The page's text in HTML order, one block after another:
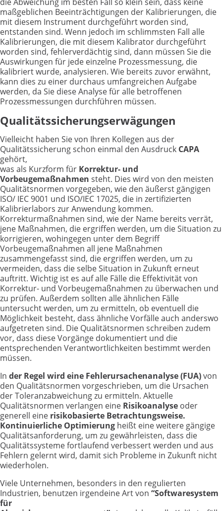
maßgeblichen Beeinträchtigungen der Kalibrierungen, die
mit diesem Instrument durchgeführt worden sind,
entstanden sind. Wenn jedoch im schlimmsten Fall alle
Kalibrierungen, die mit diesem Kalibrator durchgeführt
worden sind, fehlerverdächtig sind, dann müssen Sie die
Auswirkungen für jede einzelne Prozessmessung, die
kalibriert wurde, analysieren. Wie bereits zuvor erwähnt,
kann dies zu einer durchaus umfangreichen Aufgabe
werden, da Sie diese Analyse für alle betroffenen
Prozessmessungen durchführen müssen.
Qualitätssicherungserwägungen
Vielleicht haben Sie von Ihren Kollegen aus der
Qualitätssicherung schon einmal den Ausdruck CAPA
gehört,
was als Kurzform für Korrektur- und
Vorbeugemaßnahmen steht. Dies wird von den meisten
Qualitätsnormen vorgegeben, wie den äußerst gängigen
ISO/ IEC 9001 und ISO/IEC 17025, die in zertifizierten
Kalibrierlabors zur Anwendung kommen.
Korrekturmaßnahmen sind, wie der Name bereits verrät,
jene Maßnahmen, die ergriffen werden, um die Situation zu
korrigieren, wohingegen unter dem Begriff
Vorbeugemaßnahmen all jene Maßnahmen
zusammengefasst sind, die ergriffen werden, um zu
vermeiden, dass die selbe Situation in Zukunft erneut
auftritt. Wichtig ist es auf alle Fälle die Effektivität von
Korrektur- und Vorbeugemaßnahmen zu überwachen und
zu prüfen. Außerdem sollten alle ähnlichen Fälle
untersucht werden, um zu ermitteln, ob eventuell die
Möglichkeit besteht, dass ähnliche Vorfälle auch anderswo
aufgetreten sind. Die Qualitätsnormen schreiben zudem
vor, dass diese Vorgänge dokumentiert und die
entsprechenden Verantwortlichkeiten bestimmt werden
müssen.
In der Regel wird eine Fehlerursachenanalyse (FUA)von
den Qualitätsnormen vorgeschrieben, um die Ursachen
der Toleranzabweichung zu ermitteln. Aktuelle
Qualitätsnormen verlangen eine Risikoanalyse oder
generell eine risikobasierte Betrachtungsweise.
Kontinuierliche Optimierung heißt eine weitere gängige
Qualitätsanforderung, um zu gewährleisten, dass die
Qualitätssysteme fortlaufend verbessert werden und aus
Fehlern gelernt wird, damit sich Probleme in Zukunft nicht
wiederholen.
Viele Unternehmen, besonders in den regulierten
Industrien, benutzen irgendeine Art von “Softwaresystem
für